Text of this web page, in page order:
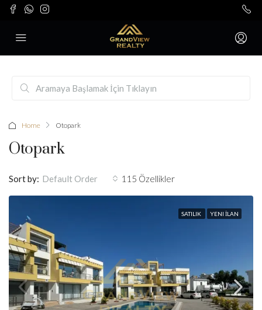
Home Otopark
Otopark
115 Özellikler
Sort by: Default Order
SATILIK YENI İLAN